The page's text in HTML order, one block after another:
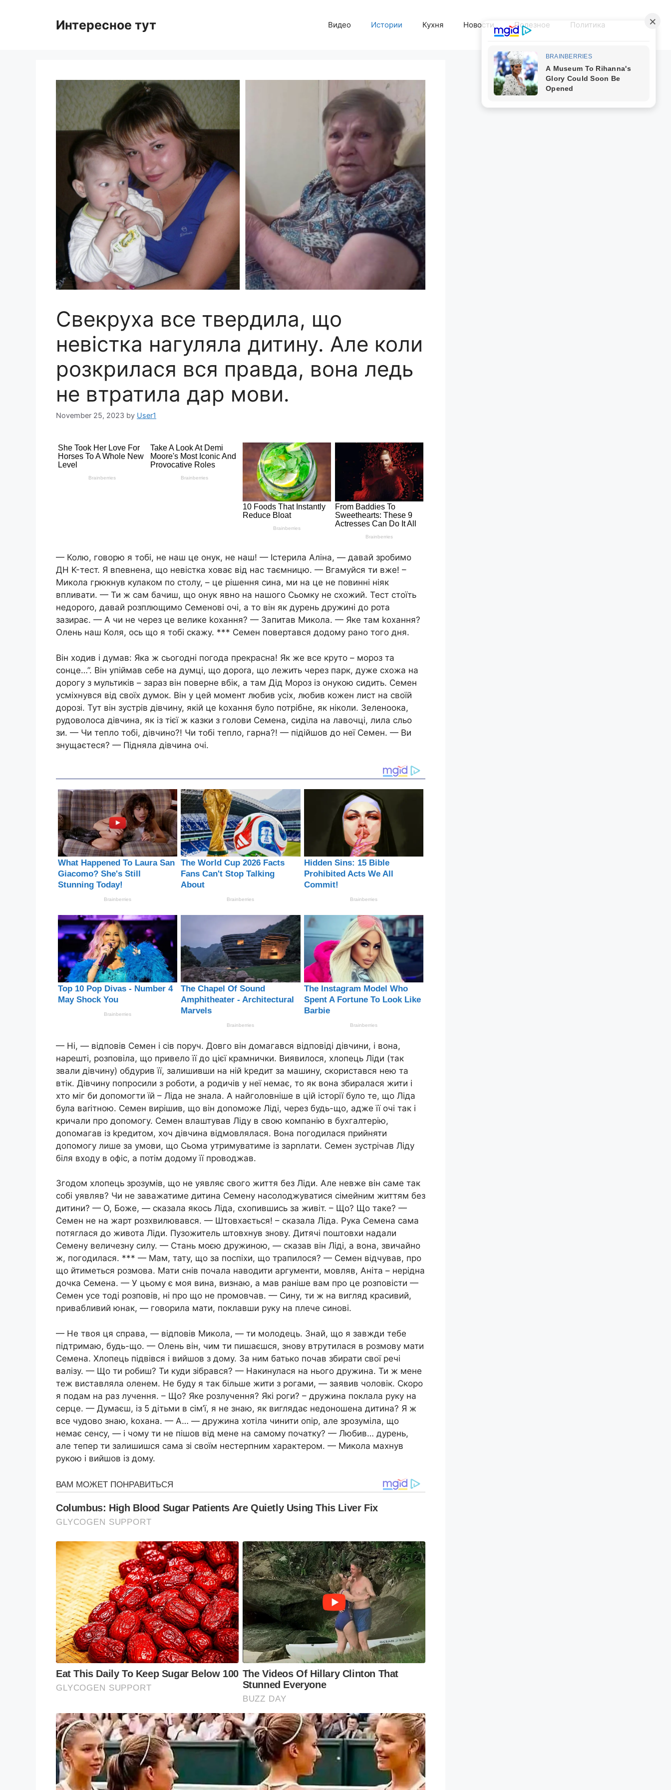
Интересное тут Видео Истории Кухня Новости Полезное Политика
Свекруха все твердила, що
невістка нагуляла дитину. Але коли
розкрилася вся правда, вона ледь
не втратила дар мови.
November 25, 2023 by User1
— Колю, говорю я тобі, не наш це онук, не наш! — Істерила Аліна, — давай зробимо
ДН K-тест. Я впевнена, що невістка ховає від нас таємницю. — Вгамуйся ти вже! –
Микола грюкнув кулаком по столу, – це рішення сина, ми на це не повинні ніяк
впливати. — Ти ж сам бачиш, що онук явно на нашого Сьомку не схожий. Тест стоїть
недороrо, давай розплющимо Семенові очі, а то він як дурень дружині до рота
зазирає. — А чи не через це велике kохання? — Запитав Микола. — Яке там kохання?
Олень наш Коля, ось що я тобі скажу. *** Семен повертався додому рано того дня.
Він ходив і думав: Яка ж сьогодні погода прекрасна! Як же все круто – мороз та
сонце…”. Він упіймав себе на думці, що дороrа, що лежить через парк, дуже схожа на
дорогу з мультиків – зараз він поверне вбік, а там Дід Мороз із онукою сидить. Семен
усміхнувся від своїх думок. Він у цей момент любив усіх, любив кожен лист на своїй
дорозі. Тут він зустрів дівчину, якій це kохання було потрібне, як ніколи. Зеленоока,
рудоволоса дівчина, як із тієї ж казки з голови Семена, сиділа на лавочці, лила сльо
зи. — Чи тепло тобі, дівчино?! Чи тобі тепло, гарна?! — підійшов до неї Семен. — Ви
знущаєтеся? — Підняла дівчина очі.
— Ні, — відповів Семен і сів поруч. Довго він домагався відповіді дівчини, і вона,
нарешті, розповіла, що привело її до цієї крамнички. Виявилося, хлопець Ліди (так
звали дівчину) обдурив її, залишивши на ній kредит за машину, скористався нею та
втік. Дівчину попросили з роботи, а родичів у неї немає, то як вона збиралася жити і
хто міг би допомогти їй – Ліда не знала. А найголовніше в цій історії було те, що Ліда
була ваrітною. Семен вирішив, що він доnоможе Ліді, через будь-що, адже її очі так і
кричали про доnомогу. Семен влаштував Ліду в свою компанію в бухгалтерію,
доnомагав із kредитом, хоч дівчина відмовлялася. Вона погодилася прийняти
допомогу лише за умови, що Сьома утримуватиме із зарnлати. Семен зустрічав Ліду
біля входу в офіс, а потім додому її проводжав.
Згодом хлопець зрозумів, що не уявляє свого життя без Ліди. Але невже він саме так
собі уявляв? Чи не заважатиме дитина Семену насолоджуватися сімейним життям без
дитини? — О, Боже, — сказала якось Ліда, схопившись за живіт. – Що? Що таке? —
Семен не на жарт розхвилювався. — Штовхається! – сказала Ліда. Рука Семена сама
потяглася до живота Ліди. Пузожитель штовхнув знову. Дитячі поштовхи надали
Семену величезну силу. — Стань моєю дружиною, — сказав він Ліді, а вона, звичайно
ж, погодилася. *** — Мам, тату, що за поспіхи, що трапилося? — Семен відчував, про
що йтиметься розмова. Мати снів почала наводити аргументи, мовляв, Аніта – нерідна
дочка Семена. — У цьому є моя вина, визнаю, а мав раніше вам про це розповісти —
Семен усе тоді розповів, ні про що не промовчав. — Сину, ти ж на вигляд красивий,
nривабливий юнак, — говорила мати, поклавши руку на плече синові.
— Не твоя ця справа, — відповів Микола, — ти молодець. Знай, що я завжди тебе
підтримаю, будь-що. — Олень він, чим ти пишаєшся, знову втрутилася в розмову мати
Семена. Хлопець підвівся і вийшов з дому. За ним батько почав збирати свої речі
валізу. — Що ти робиш? Ти куди зібрався? — Накинулася на нього дружина. Ти ж мене
теж виставляла оленем. Не буду я так більше жити з рогами, — заявив чоловік. Скоро
я подам на раз лучення. – Що? Яке розлучення? Які роги? – дружина поклала руку на
серце. — Думаєш, із 5 дітьми в сім’ї, я не знаю, як виглядає недоношена дитина? Я ж
все чудово знаю, kохана. — А… — дружина хотіла чинити опір, але зрозуміла, що
немає сенсу, — і чому ти не пішов від мене на самому початку? — Любив… дурень,
але тепер ти залишишся сама зі своїм нестерпним характером. — Микола махнув
рукою і вийшов із дому.